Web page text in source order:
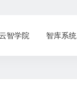
智学院 智库系统